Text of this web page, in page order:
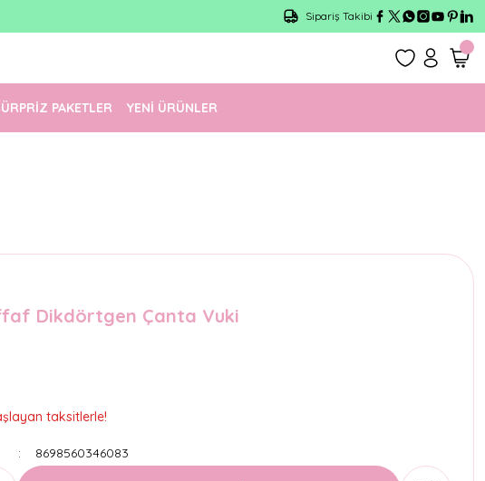
Sipariş Takibi
PAKETLER YENİ ÜRÜNLER
Dikdörtgen Çanta Vuki
taksitlerle!
8698560346083